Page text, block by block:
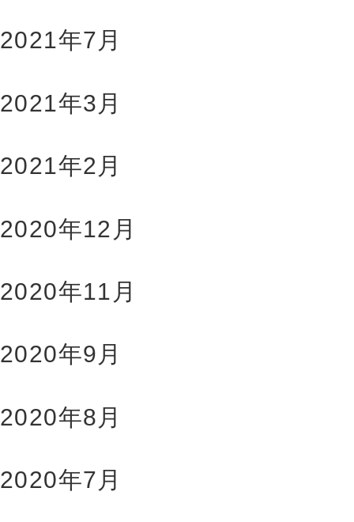
2021年7月
2021年3月
2021年2月
2020年12月
2020年11月
2020年9月
2020年8月
2020年7月